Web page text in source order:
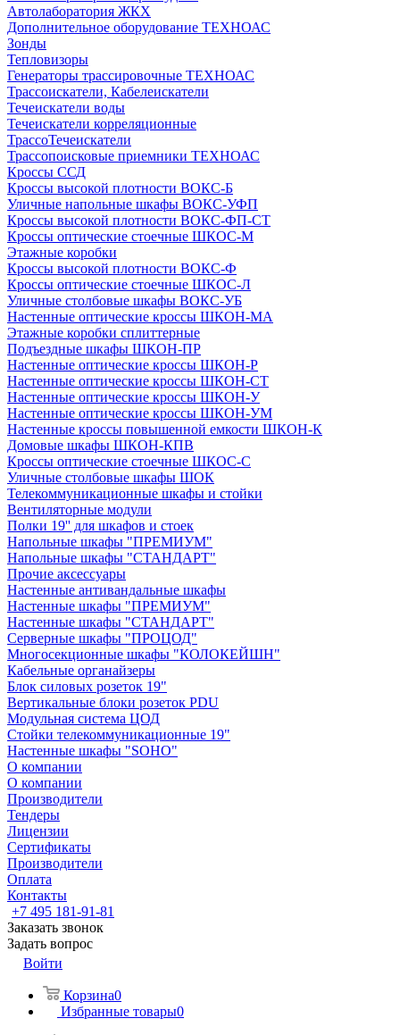
Автолаборатория ЖКХ
Дополнительное оборудование ТЕХНОАС
Зонды
Тепловизоры
Генераторы трассировочные ТЕХНОАС
Трассоискатели, Кабелеискатели
Течеискатели воды
Течеискатели корреляционные
ТрассоТечеискатели
Трассопоисковые приемники ТЕХНОАС
Кроссы ССД
Кроссы высокой плотности ВОКС-Б
Уличные напольные шкафы ВОКС-УФП
Кроссы высокой плотности ВОКС-ФП-СТ
Кроссы оптические стоечные ШКОС-М
Этажные коробки
Кроссы высокой плотности ВОКС-Ф
Кроссы оптические стоечные ШКОС-Л
Уличные столбовые шкафы ВОКС-УБ
Настенные оптические кроссы ШКОН-МА
Этажные коробки сплиттерные
Подъездные шкафы ШКОН-ПР
Настенные оптические кроссы ШКОН-Р
Настенные оптические кроссы ШКОН-СТ
Настенные оптические кроссы ШКОН-У
Настенные оптические кроссы ШКОН-УМ
Настенные кроссы повышенной емкости ШКОН-К
Домовые шкафы ШКОН-КПВ
Кроссы оптические стоечные ШКОС-С
Уличные столбовые шкафы ШОК
Телекоммуникационные шкафы и стойки
Вентиляторные модули
Полки 19'' для шкафов и стоек
Напольные шкафы "ПРЕМИУМ"
Напольные шкафы "СТАНДАРТ"
Прочие аксессуары
Настенные антивандальные шкафы
Настенные шкафы "ПРЕМИУМ"
Настенные шкафы "СТАНДАРТ"
Серверные шкафы "ПРОЦОД"
Многосекционные шкафы "КОЛОКЕЙШН"
Кабельные органайзеры
Блок силовых розеток 19"
Вертикальные блоки розеток PDU
Модульная система ЦОД
Стойки телекоммуникационные 19"
Настенные шкафы "SOHO"
О компании
О компании
Производители
Тендеры
Лицензии
Сертификаты
Производители
Оплата
Контакты
+7 495 181-91-81
Заказать звонок
Задать вопрос
Войти
Корзина0
Избранные товары0